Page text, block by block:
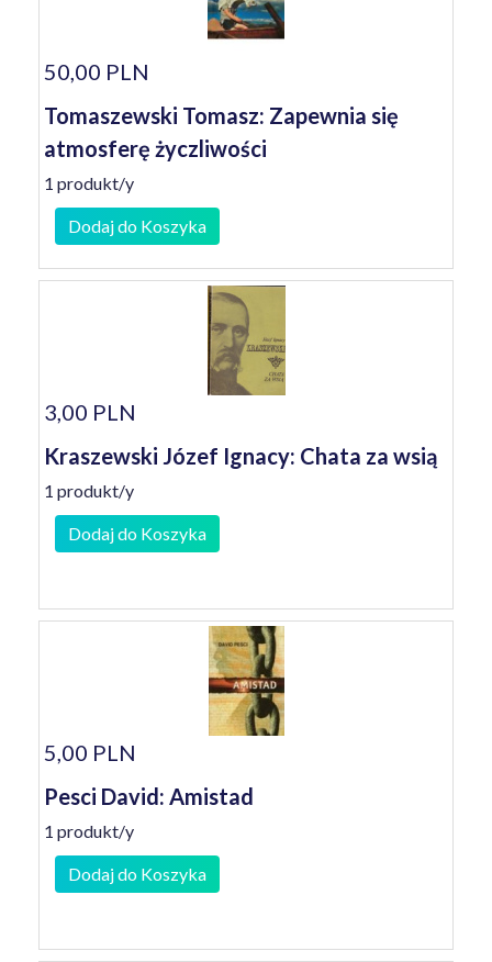
50,00 PLN
Tomaszewski Tomasz: Zapewnia się
atmosferę życzliwości
1 produkt/y
Dodaj do Koszyka
3,00 PLN
Kraszewski Józef Ignacy: Chata za wsią
1 produkt/y
Dodaj do Koszyka
5,00 PLN
Pesci David: Amistad
1 produkt/y
Dodaj do Koszyka